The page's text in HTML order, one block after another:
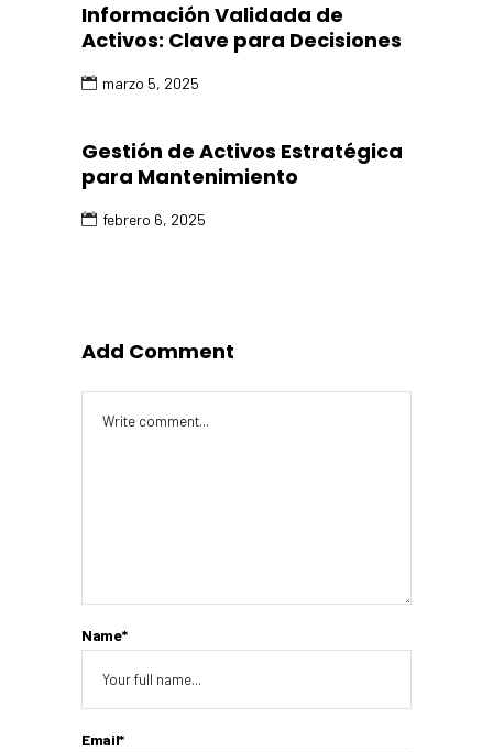
Información Validada de
Activos: Clave para Decisiones
marzo 5, 2025
Gestión de Activos Estratégica
para Mantenimiento
febrero 6, 2025
Add Comment
Name*
Email*